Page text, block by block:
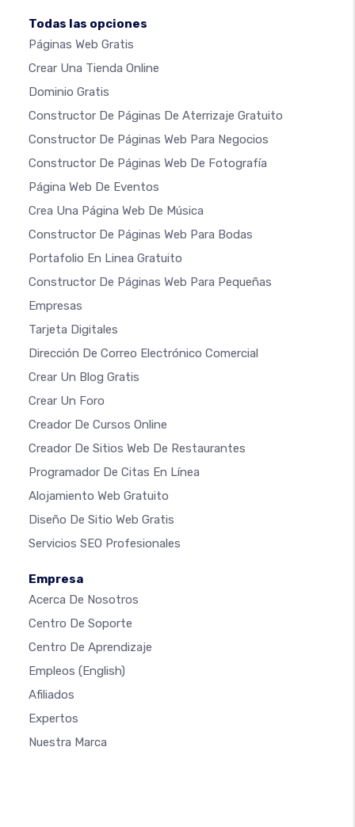
Todas las opciones
Páginas Web Gratis
Crear Una Tienda Online
Dominio Gratis
Constructor De Páginas De Aterrizaje Gratuito
Constructor De Páginas Web Para Negocios
Constructor De Páginas Web De Fotografía
Página Web De Eventos
Crea Una Página Web De Música
Constructor De Páginas Web Para Bodas
Portafolio En Linea Gratuito
Constructor De Páginas Web Para Pequeñas
Empresas
Tarjeta Digitales
Dirección De Correo Electrónico Comercial
Crear Un Blog Gratis
Crear Un Foro
Creador De Cursos Online
Creador De Sitios Web De Restaurantes
Programador De Citas En Línea
Alojamiento Web Gratuito
Diseño De Sitio Web Gratis
Servicios SEO Profesionales
Empresa
Acerca De Nosotros
Centro De Soporte
Centro De Aprendizaje
Empleos (English)
Afiliados
Expertos
Nuestra Marca